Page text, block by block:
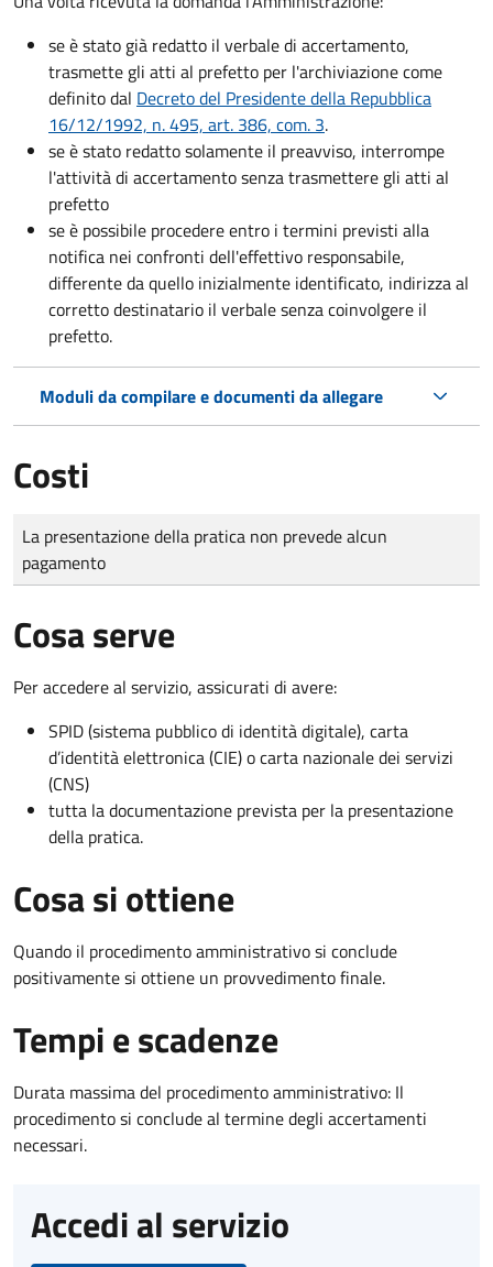
se è stato già redatto il verbale di accertamento,
trasmette gli atti al prefetto per l'archiviazione come
definito dal Decreto del Presidente della Repubblica
16/12/1992, n. 495, art. 386, com. 3.
se è stato redatto solamente il preavviso, interrompe
l'attività di accertamento senza trasmettere gli atti al
prefetto
se è possibile procedere entro i termini previsti alla
notifica nei confronti dell'effettivo responsabile,
differente da quello inizialmente identificato, indirizza al
corretto destinatario il verbale senza coinvolgere il
prefetto.
Moduli da compilare e documenti da allegare
Costi
Tipo di pagamento
Importo
La presentazione della pratica non prevede alcun
pagamento
Cosa serve
Per accedere al servizio, assicurati di avere:
SPID (sistema pubblico di identità digitale), carta
d’identità elettronica (CIE) o carta nazionale dei servizi
(CNS)
tutta la documentazione prevista per la presentazione
della pratica.
Cosa si ottiene
Quando il procedimento amministrativo si conclude
positivamente si ottiene un provvedimento finale.
Tempi e scadenze
Durata massima del procedimento amministrativo: Il
procedimento si conclude al termine degli accertamenti
necessari.
Accedi al servizio